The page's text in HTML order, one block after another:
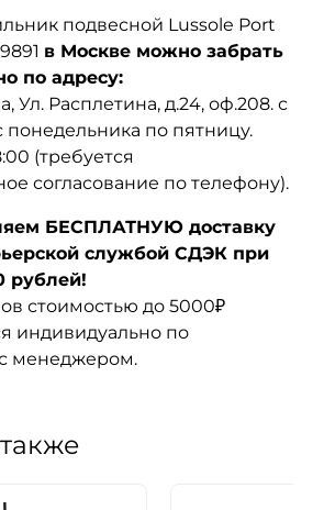
подвесной Lussole Port
в Москве можно забрать
по адресу:
Ул. Расплетина, д.24, оф.208. с
понедельника по пятницу.
(требуется
согласование по телефону).
БЕСПЛАТНУЮ доставку
службой СДЭК при
рублей!
стоимостью до 5000₽
индивидуально по
менеджером.